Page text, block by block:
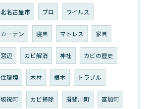
北名古屋市 プロ ウイルス
カーテン 寝具 マトレス 家具
窓辺 カビ解消 神社 カビの歴史
住環境 木材 根本 トラブル
坂祝町 カビ掃除 揖斐川町 富加町